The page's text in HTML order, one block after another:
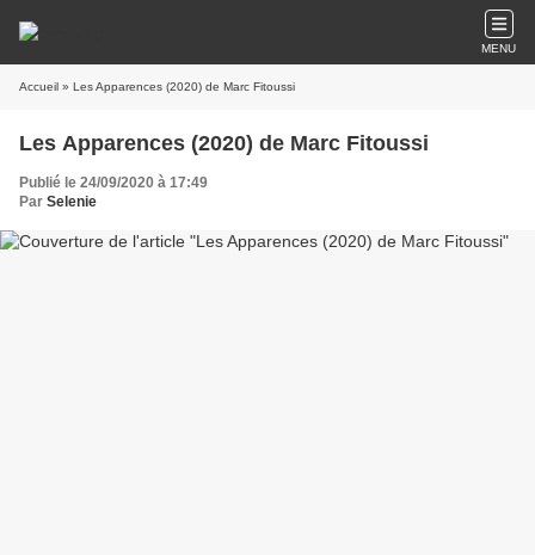
MENU
Accueil » Les Apparences (2020) de Marc Fitoussi
Les Apparences (2020) de Marc Fitoussi
Publié le 24/09/2020 à 17:49
Par Selenie